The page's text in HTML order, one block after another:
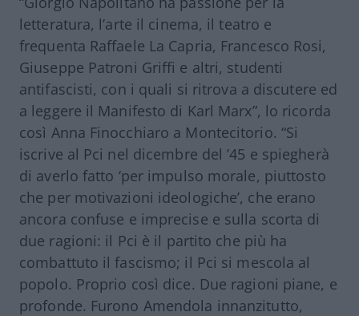
letteratura, l’arte il cinema, il teatro e
frequenta Raffaele La Capria, Francesco Rosi,
Giuseppe Patroni Griffi e altri, studenti
antifascisti, con i quali si ritrova a discutere ed
a leggere il Manifesto di Karl Marx”, lo ricorda
così Anna Finocchiaro a Montecitorio. “Si
iscrive al Pci nel dicembre del ’45 e spiegherà
di averlo fatto ‘per impulso morale, piuttosto
che per motivazioni ideologiche’, che erano
ancora confuse e imprecise e sulla scorta di
due ragioni: il Pci è il partito che più ha
combattuto il fascismo; il Pci si mescola al
popolo. Proprio così dice. Due ragioni piane, e
profonde. Furono Amendola innanzitutto,